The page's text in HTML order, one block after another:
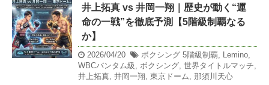
井上拓真 vs 井岡一翔｜歴史が動く“運
命の一戦”を徹底予測【5階級制覇なる
か】
2026/04/20 ボクシング 5階級制覇, Lemino,
WBCバンタム級 , ボクシング, 世界タイトルマッチ,
井上拓真, 井岡一翔, 東京ドーム, 那須川天心